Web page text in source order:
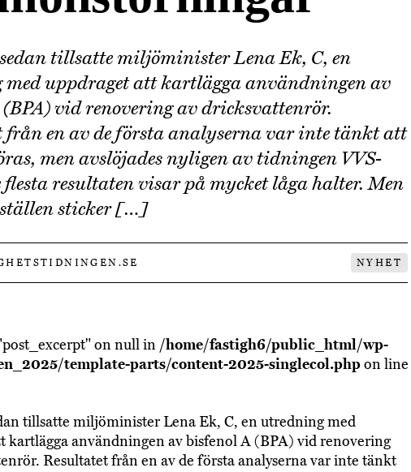
tillsatte miljöminister Lena Ek, C, en
uppdraget att kartlägga användningen av
(BPA) vid renovering av dricksvattenrör.
från en av de första analyserna var inte tänkt att
men avslöjades nyligen av tidningen VVS-
resultaten visar på mycket låga halter. Men
sticker […]
NYHET
on null in /home/fastigh6/public_html/wp-
template-parts/content-2025-singlecol.phpon line
tillsatte miljöminister Lena Ek, C, en utredning med
kartlägga användningen av bisfenol A (BPA) vid renovering
Resultatet från en av de första analyserna var inte tänkt